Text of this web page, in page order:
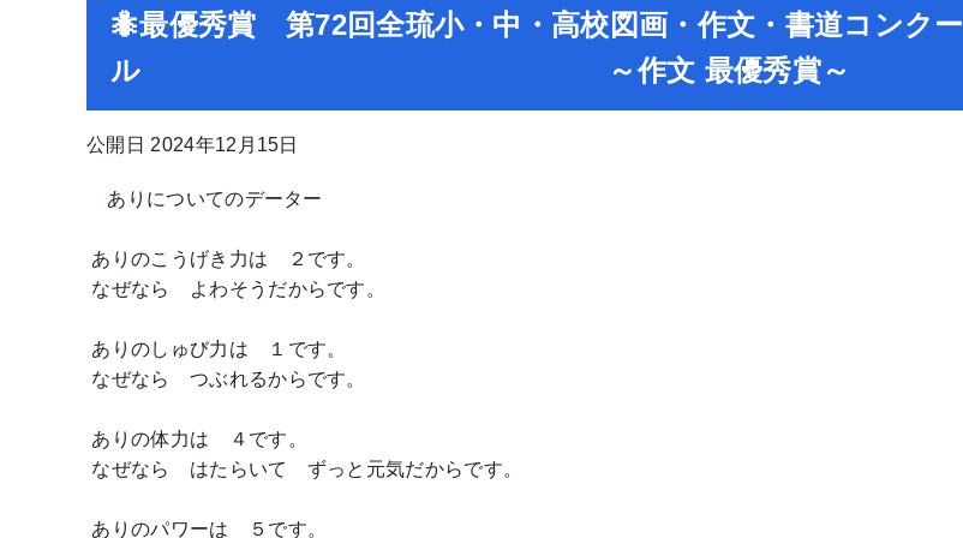
🐜最優秀賞 第72回全琉小・中・高校図画・作文・書道コンクー
ル ～作文 最優秀賞～
公開日 2024年12月15日
ありについてのデーター
ありのこうげき力は ２です。
なぜなら よわそうだからです。
ありのしゅび力は １です。
なぜなら つぶれるからです。
ありの体力は ４です。
なぜなら はたらいて ずっと元気だからです。
ありのパワーは ５です。